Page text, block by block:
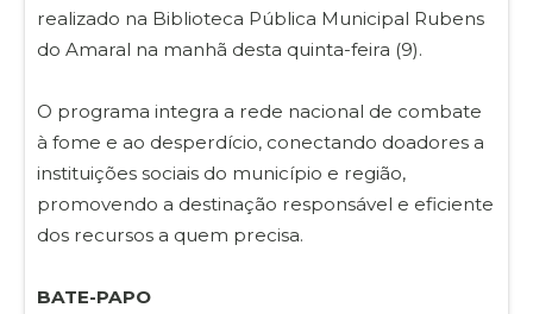
realizado na Biblioteca Pública Municipal Rubens
do Amaral na manhã desta quinta-feira (9).
O programa integra a rede nacional de combate
à fome e ao desperdício, conectando doadores a
instituições sociais do município e região,
promovendo a destinação responsável e eficiente
dos recursos a quem precisa.
BATE-PAPO